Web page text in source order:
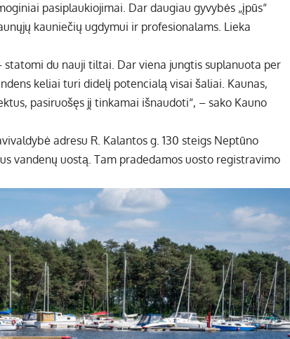
pasiplaukiojimai. Dar daugiau gyvybės „įpūs“
kauniečių ugdymui ir profesionalams. Lieka
du nauji tiltai. Dar viena jungtis suplanuota per
keliai turi didelį potencialą visai šaliai. Kaunas,
pasiruošęs jį tinkamai išnaudoti“, – sako Kauno
adresu R. Kalantos g. 130 steigs Neptūno
vandenų uostą. Tam pradedamos uosto registravimo